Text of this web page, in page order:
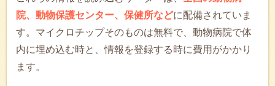
院、動物保護センター、保健所などに配備されていま
す。マイクロチップそのものは無料で、動物病院で体
内に埋め込む時と、情報を登録する時に費用がかかり
ます。